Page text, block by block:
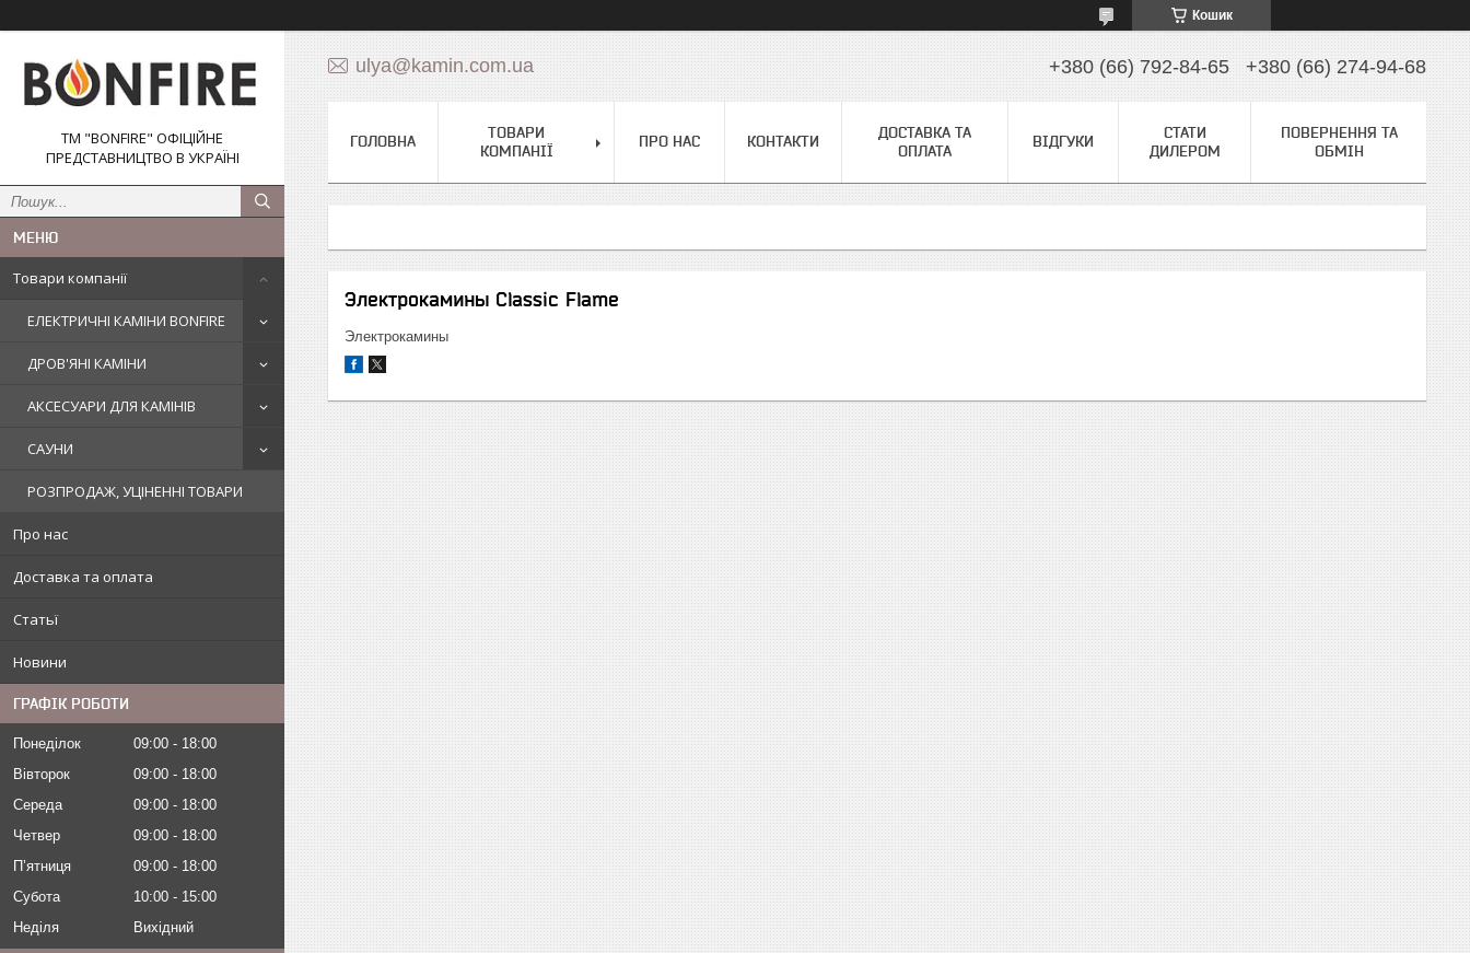
Кошик
ТМ "BONFIRE" ОФІЦІЙНЕ
ПРЕДСТАВНИЦТВО В УКРАЇНІ
Товари компанії
ЕЛЕКТРИЧНІ КАМІНИ BONFIRE
ДРОВ'ЯНІ КАМІНИ
АКСЕСУАРИ ДЛЯ КАМІНІВ
САУНИ
РОЗПРОДАЖ, УЦІНЕННІ ТОВАРИ
Про нас
Доставка та оплата
Статьї
Новини
ГРАФІК РОБОТИ
Понеділок 09:00
18:00
Вівторок
09:00
18:00
Середа
09:00
18:00
Четвер
09:00
18:00
Пʼятниця
09:00
18:00
Субота
10:00
15:00
Неділя
Вихідний
ulya@kamin.com.ua +380 (66) 792-84-65 +380 (66) 274-94-68
ГОЛОВНА
ТОВАРИ
КОМПАНІЇ
ПРО НАС КОНТАКТИ
ДОСТАВКА ТА
ОПЛАТА
ВІДГУКИ
СТАТИ
ДИЛЕРОМ
ПОВЕРНЕННЯ ТА
ОБМІН
Электрокамины Classic Flame
Электрокамины